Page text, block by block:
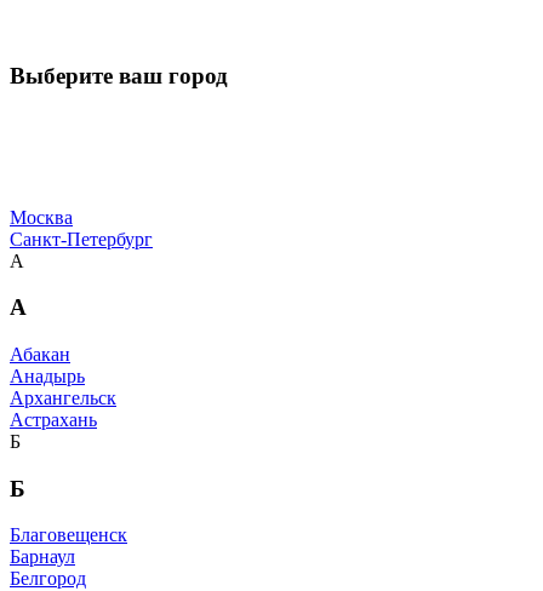
Выберите ваш город
Москва
Санкт-Петербург
А
А
Абакан
Анадырь
Архангельск
Астрахань
Б
Б
Благовещенск
Барнаул
Белгород